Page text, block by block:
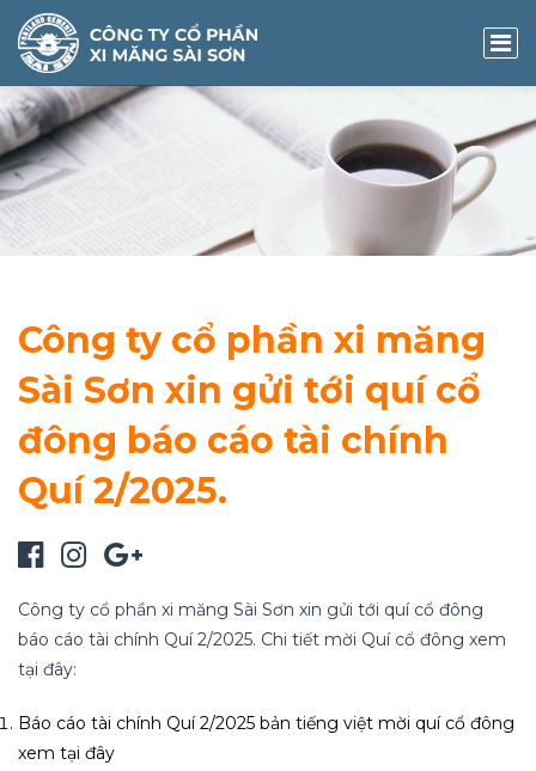
Công ty cổ phần xi măng
Sài Sơn xin gửi tới quí cổ
đông báo cáo tài chính
Quí 2/2025.
Công ty cổ phần xi măng Sài Sơn xin gửi tới quí cổ đông
báo cáo tài chính Quí 2/2025. Chi tiết mời Quí cổ đông xem
tại đây:
Báo cáo tài chính Quí 2/2025 bản tiếng việt mời quí cổ đông
xem tại đây